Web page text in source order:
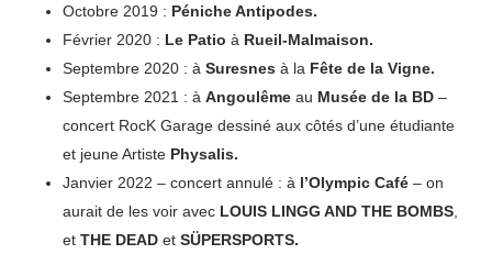
Octobre 2019 : Péniche Antipodes.
Février 2020 : Le Patio à Rueil-Malmaison.
Septembre 2020 : à Suresnes à la Fête de la Vigne.
Septembre 2021 : à Angoulêmeau Musée de la BD–
concert RocK Garage dessiné aux côtés d’une étudiante
et jeune Artiste Physalis.
Janvier 2022 – concert annulé : à l’Olympic Café– on
aurait de les voir avec LOUIS LINGG AND THE BOMBS,
et THE DEADet SÜPERSPORTS.